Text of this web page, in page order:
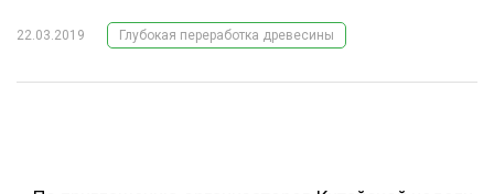
ЛЕСНОЕ ХОЗЯЙСТВО
ЛЕСОЗАГОТОВКА
ЭКСПЕРТНОЕ МНЕНИЕ
22.03.2019 Глубокая переработка древесины